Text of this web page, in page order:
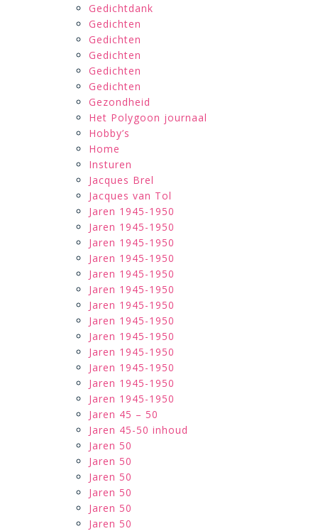
Gedichtdank
Gedichten
Gedichten
Gedichten
Gedichten
Gedichten
Gezondheid
Het Polygoon journaal
Hobby’s
Home
Insturen
Jacques Brel
Jacques van Tol
Jaren 1945-1950
Jaren 1945-1950
Jaren 1945-1950
Jaren 1945-1950
Jaren 1945-1950
Jaren 1945-1950
Jaren 1945-1950
Jaren 1945-1950
Jaren 1945-1950
Jaren 1945-1950
Jaren 1945-1950
Jaren 1945-1950
Jaren 1945-1950
Jaren 45 – 50
Jaren 45-50 inhoud
Jaren 50
Jaren 50
Jaren 50
Jaren 50
Jaren 50
Jaren 50